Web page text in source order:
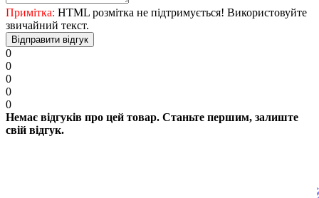
Примітка: HTML розмітка не підтримується! Використовуйте
звичайний текст.
Відправити відгук
0
0
0
0
0
Немає відгуків про цей товар. Станьте першим, залиште
свій відгук.